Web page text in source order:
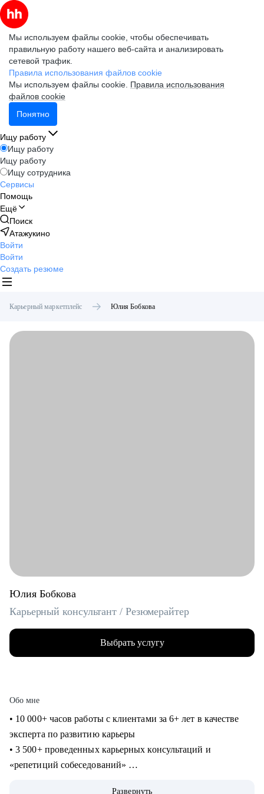
Мы используем файлы cookie, чтобы обеспечивать
правильную работу нашего веб-сайта и анализировать
сетевой трафик.
Правила использования файлов cookie
Мы используем файлы cookie. Правила использования
файлов cookie
Понятно
Ищу работу
Ищу работу
Ищу работу
Ищу сотрудника
Сервисы
Помощь
Ещё
Поиск
Атажукино
Войти
Войти
Создать резюме
Карьерный маркетплейс Юлия Бобкова
Юлия Бобкова
Карьерный консультант / Резюмерайтер
Выбрать услугу
Обо мне
• 10 000+ часов работы с клиентами за 6+ лет в качестве
эксперта по развитию карьеры
• 3 500+ проведенных карьерных консультаций и
«репетиций собеседований»
Развернуть